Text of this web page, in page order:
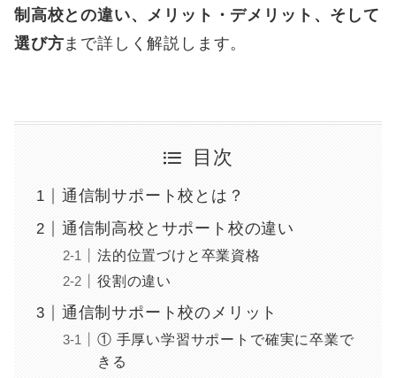
制高校との違い、メリット・デメリット、そして
選び方まで詳しく解説します。
目次
通信制サポート校とは？
通信制高校とサポート校の違い
法的位置づけと卒業資格
役割の違い
通信制サポート校のメリット
① 手厚い学習サポートで確実に卒業で
きる